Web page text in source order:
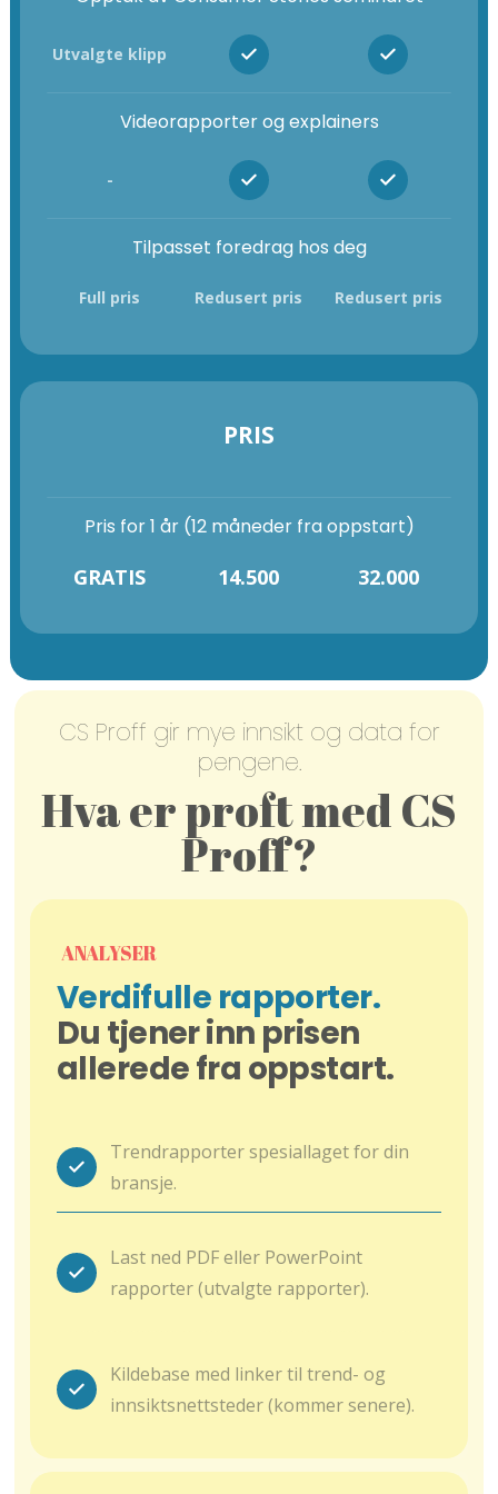
Utvalgte klipp
Videorapporter og explainers
-
Tilpasset foredrag hos deg
Full pris Redusert pris Redusert pris
PRIS
Pris for 1 år (12 måneder fra oppstart)
GRATIS 14.500 32.000
CS Proff gir mye innsikt og data for
pengene.
Hva er proft med CS
Proff?
ANALYSER
Verdifulle rapporter.
Du tjener inn prisen
allerede fra oppstart.
Trendrapporter spesiallaget for din
bransje.
Last ned PDF eller PowerPoint
rapporter (utvalgte rapporter).
Kildebase med linker til trend- og
innsiktsnettsteder (kommer senere).